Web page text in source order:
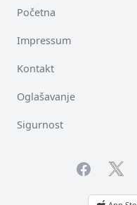
Početna
Impressum
Kontakt
Oglašavanje
Sigurnost
Facebook